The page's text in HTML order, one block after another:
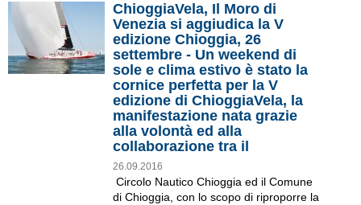
ChioggiaVela, Il Moro di
Venezia si aggiudica la V
edizione Chioggia, 26
settembre - Un weekend di
sole e clima estivo è stato la
cornice perfetta per la V
edizione di ChioggiaVela, la
manifestazione nata grazie
alla volontà ed alla
collaborazione tra il
26.09.2016
Circolo Nautico Chioggia ed il Comune
di Chioggia, con lo scopo di riproporre la